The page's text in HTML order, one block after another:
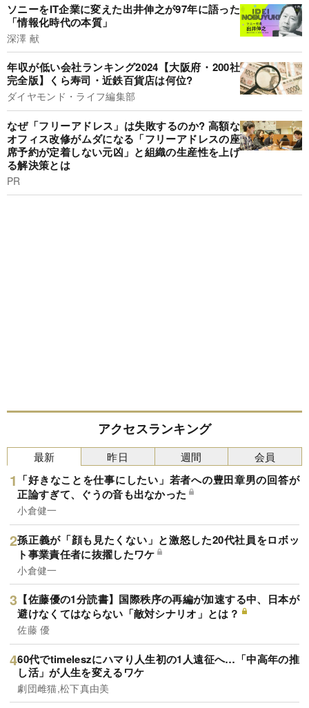
ソニーをIT企業に変えた出井伸之が97年に語った
「情報化時代の本質」
深澤 献
年収が低い会社ランキング2024【大阪府・200社
完全版】くら寿司・近鉄百貨店は何位?
ダイヤモンド・ライフ編集部
なぜ「フリーアドレス」は失敗するのか? 高額な
オフィス改修がムダになる「フリーアドレスの座
席予約が定着しない元凶」と組織の生産性を上げ
る解決策とは
PR
アクセスランキング
最新
「好きなことを仕事にしたい」若者への豊田章男の回答が
正論すぎて、ぐうの音も出なかった
小倉健一
孫正義が「顔も見たくない」と激怒した20代社員をロボッ
ト事業責任者に抜擢したワケ
小倉健一
【佐藤優の1分読書】国際秩序の再編が加速する中、日本が
避けなくてはならない「敵対シナリオ」とは？
佐藤 優
60代でtimeleszにハマり人生初の1人遠征へ…「中高年の推
し活」が人生を変えるワケ
劇団雌猫,松下真由美
昨日 週間 会員